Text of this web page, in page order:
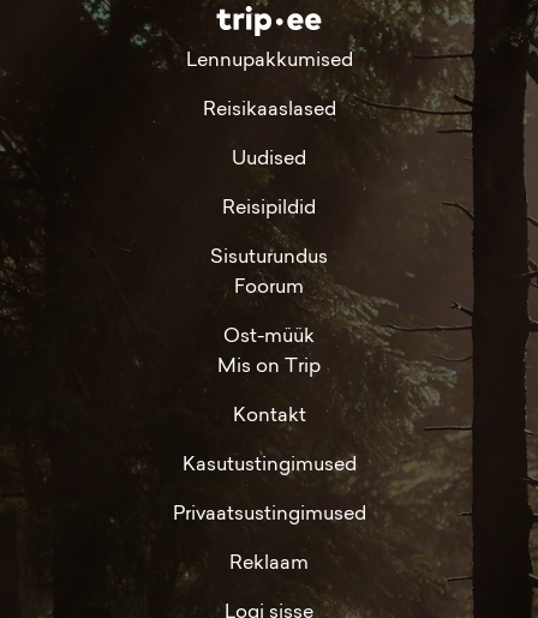
Lennupakkumised
Reisikaaslased
Uudised
Reisipildid
Sisuturundus
Foorum
Ost-müük
Mis on Trip
Kontakt
Kasutustingimused
Privaatsustingimused
Reklaam
Logi sisse